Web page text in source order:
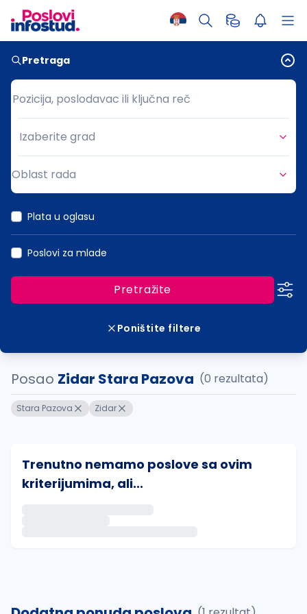
Pretraga
Pozicija, poslodavac ili ključna reč
Pozicija, poslodavac ili ključna reč
Grad
Izaberite grad
Oblast rada
Plata u oglasu
Poslovi za mlade
Pretražite
Poništite filtere
Posao Zidar Stara Pazova (0 rezultata)
Stara Pazova Zidar
Trenutno nemamo poslove sa ovim
kriterijumima, ali...